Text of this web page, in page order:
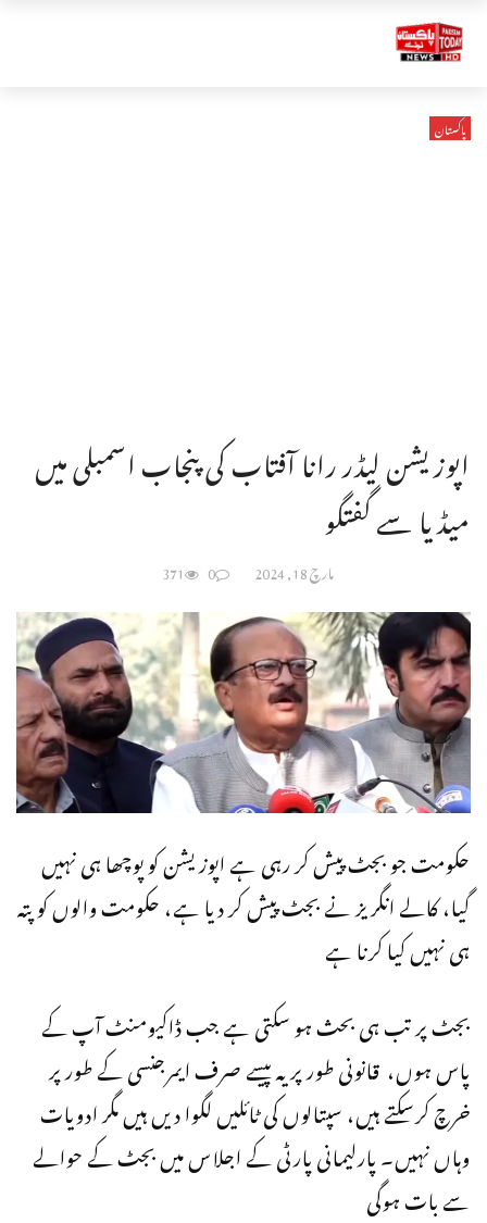
پاکستان
اپوزیشن لیڈر رانا آفتاب کی پنجاب اسمبلی میں
میڈیا سے گفتگو
مارچ 18, 2024 0
371
حکومت جو بجٹ پیش کر رہی ہے اپوزیشن کو پوچھا ہی نہیں
گیا، کالے انگریز نے بجٹ پیش کر دیا ہے، حکومت والوں کو پتہ
ہی نہیں کیا کرنا ہے
بجٹ پر تب ہی بحث ہو سکتی ہے جب ڈاکیومنٹ آپ کے
پاس ہوں، قانونی طور پر یہ پیسے صرف ایمرجنسی کے طور پر
خرچ کرسکتے ہیں، سپتالوں کی ٹائلیں لگوا دیں ہیں مگر ادویات
وہاں نہیں۔ پارلیمانی پارٹی کے اجلاس میں بجٹ کے حوالے
سے بات ہوگی